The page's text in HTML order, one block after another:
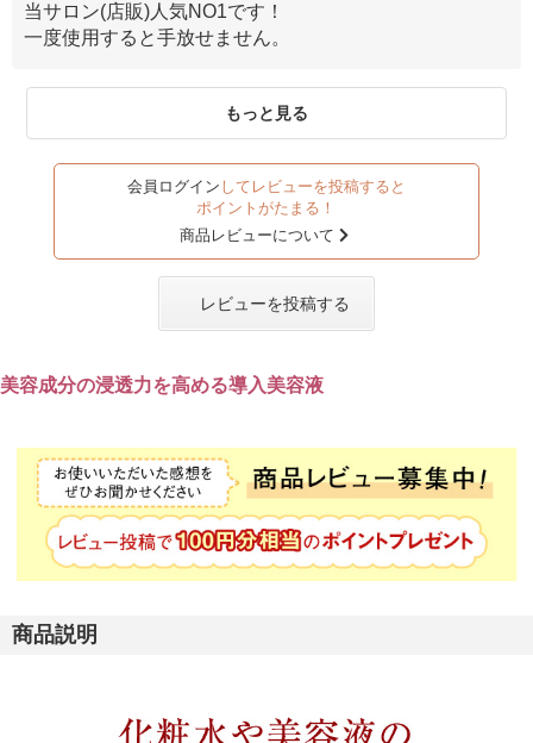
当サロン(店販)人気NO1です！
一度使用すると手放せません。
もっと見る
会員ログイン してレビューを投稿すると
ポイントがたまる！
商品レビューについて
レビューを投稿する
美容成分の浸透力を高める導入美容液
商品説明